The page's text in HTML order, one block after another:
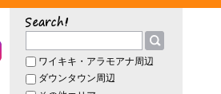
サーチ
ワイキキ・アラモアナ周辺
ダウンタウン周辺